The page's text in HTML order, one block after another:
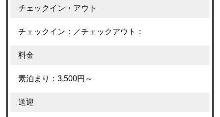
チェックイン・アウト
チェックイン：／チェックアウト：
料金
素泊まり：3,500円～
送迎